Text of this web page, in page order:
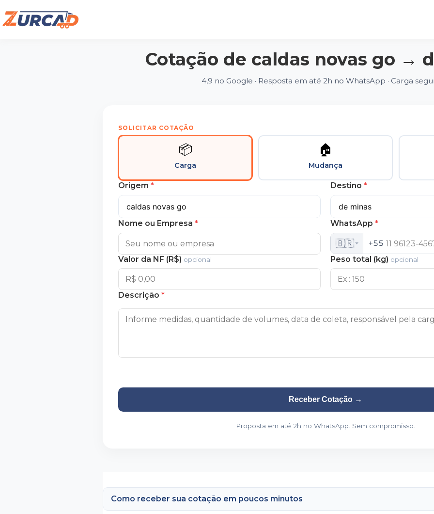
Cotação de caldas novas go →
4,9 no Google · Resposta em até 2h no WhatsApp · Carga
SOLICITAR COTAÇÃO
📦
Carga
🏠
Mudança
Origem * Destino *
Nome ou Empresa * WhatsApp *
🇧🇷
+55
Valor da NF (R$) opcional Peso total (kg) opcional
Descrição *
Receber Cotação →
Proposta em até 2h no WhatsApp. Sem compromisso.
Como receber sua cotação em poucos minutos